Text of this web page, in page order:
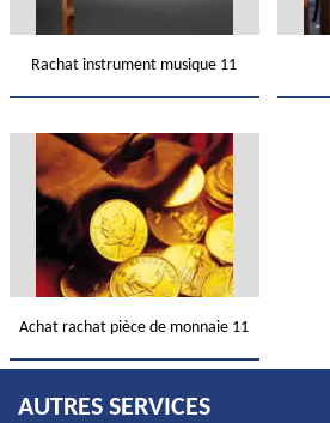
Rachat instrument musique 11
Achat rachat pièce de monnaie 11
AUTRES SERVICES